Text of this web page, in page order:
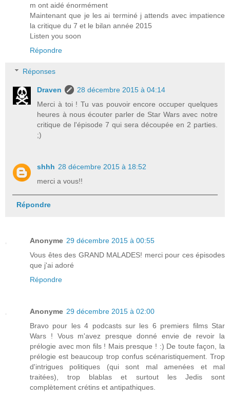
m ont aidé énormément
Maintenant que je les ai terminé j attends avec impatience
la critique du 7 et le bilan année 2015
Listen you soon
Répondre
Réponses
Draven
28 décembre 2015 à 04:14
Merci à toi ! Tu vas pouvoir encore occuper quelques
heures à nous écouter parler de Star Wars avec notre
critique de l'épisode 7 qui sera découpée en 2 parties.
;)
shhh 28 décembre 2015 à 18:52
merci a vous!!
Répondre
Anonyme 29 décembre 2015 à 00:55
Vous êtes des GRAND MALADES! merci pour ces épisodes
que j'ai adoré
Répondre
Anonyme 29 décembre 2015 à 02:00
Bravo pour les 4 podcasts sur les 6 premiers films Star
Wars ! Vous m'avez presque donné envie de revoir la
prélogie avec mon fils ! Mais presque ! :) De toute façon, la
prélogie est beaucoup trop confus scénaristiquement. Trop
d'intrigues politiques (qui sont mal amenées et mal
traitées), trop blablas et surtout les Jedis sont
complètement crétins et antipathiques.